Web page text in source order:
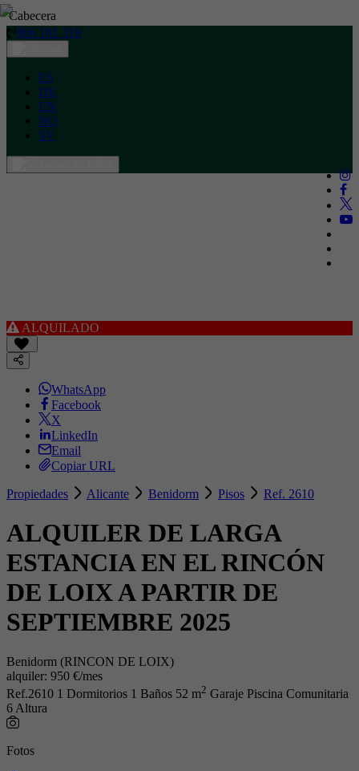
Cabecera
966 181 319
ES
DE
EN
NO
SV
ALQUILADO
WhatsApp
Facebook
X
LinkedIn
Email
Copiar URL
Propiedades Alicante Benidorm Pisos Ref. 2610
ALQUILER DE LARGA
ESTANCIA EN EL RINCÓN
DE LOIX A PARTIR DE
SEPTIEMBRE 2025
Benidorm (RINCON DE LOIX)
alquiler: 950 €/mes
Ref.2610 1 Dormitorios 1 Baños 52 m2 Garaje Piscina Comunitaria
6 Altura
Fotos